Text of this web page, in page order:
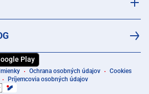
Play
Ochrana osobných údajov
Cookies
Príjemcovia osobných údajov